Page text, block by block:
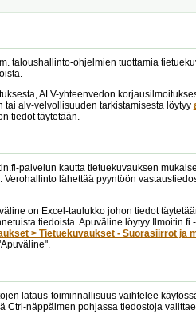
taloushallinto-ohjelmien tuottamia
ALV-yhteenvedon
alv-velvollisuuden tarkistamisesta löytyy
tiedot täytetään.
palvelun kautta tietuekuvauksen
lähettää pyyntöön
on Excel-taulukko johon tiedot
tiedoista. Apuväline löytyy Ilmoitin.fi
> Tietuekuvaukset - Suorasiirrot ja
lataus-toiminnallisuus vaihtelee
näppäimen pohjassa tiedostoja